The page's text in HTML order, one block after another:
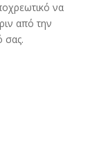
να
από την
σας.